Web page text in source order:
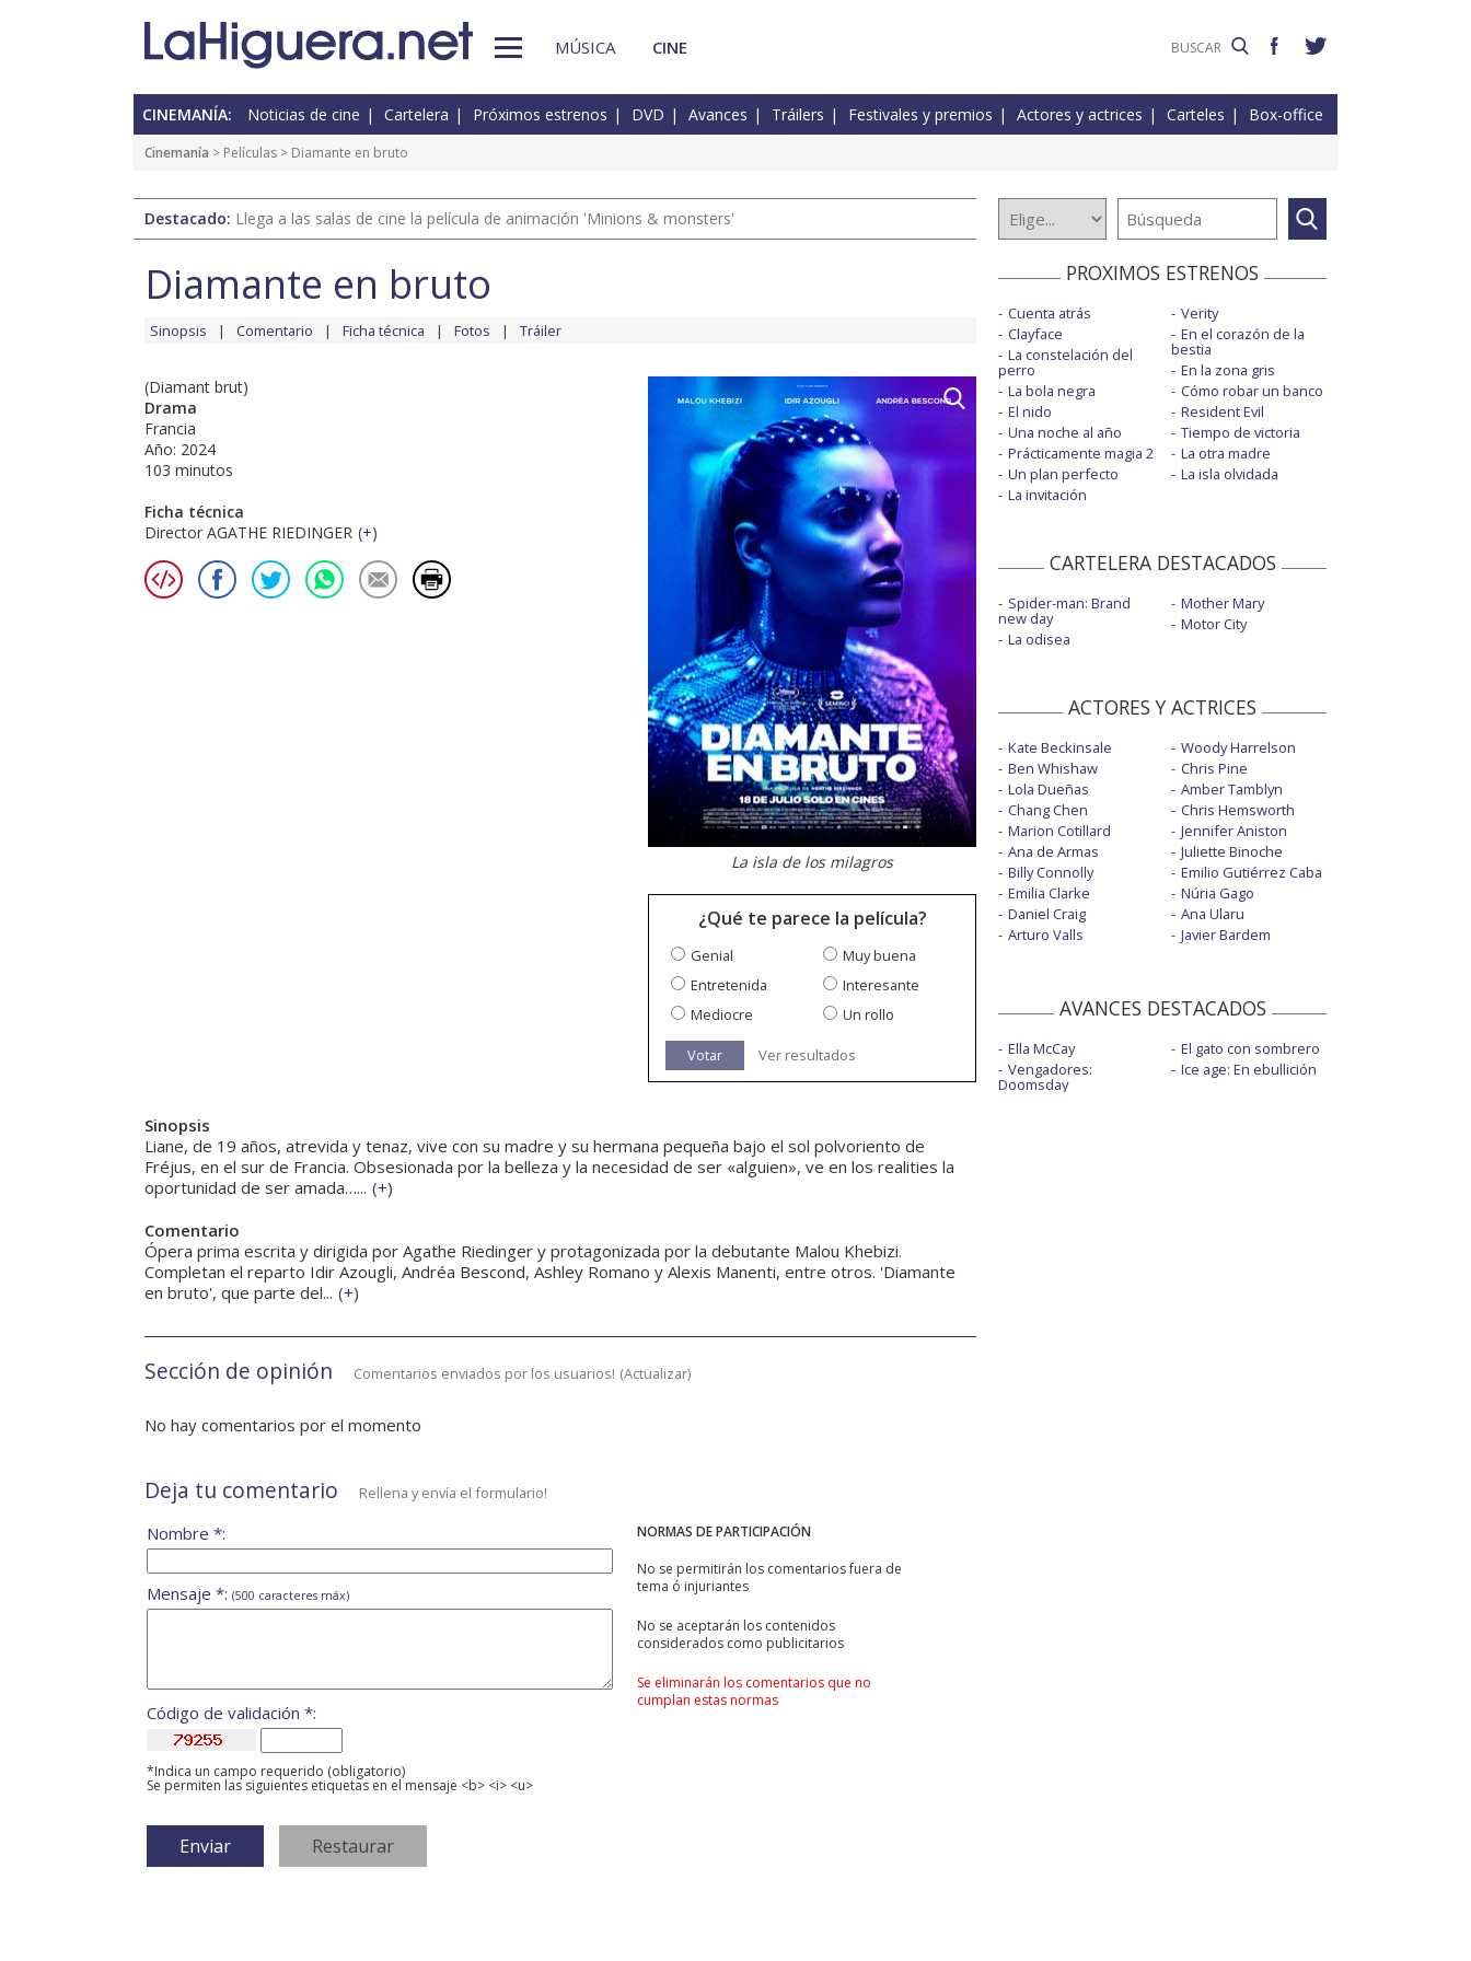
MÚSICA CINE
CINEMANÍA: Noticias de cine Cartelera Próximos estrenos DVD Avances Tráilers Festivales y premios Actores y actrices Carteles Box-office
Cinemanía > Películas > Diamante en bruto
Destacado: Llega a las salas de cine la película de animación 'Minions & monsters'
Diamante en bruto
Sinopsis Comentario Ficha técnica Fotos Tráiler
(Diamant brut)
Drama
Francia
Año: 2024
103 minutos
Ficha técnica
Director AGATHE RIEDINGER (+)
La isla de los milagros
¿Qué te parece la película?
Genial
Muy buena
Entretenida
Interesante
Mediocre
Un rollo
Votar Ver resultados
Sinopsis
Liane, de 19 años, atrevida y tenaz, vive con su madre y su hermana pequeña bajo el sol polvoriento de
Fréjus, en el sur de Francia. Obsesionada por la belleza y la necesidad de ser «alguien», ve en los realities la
oportunidad de ser amada…... (+)
Comentario
Ópera prima escrita y dirigida por Agathe Riedinger y protagonizada por la debutante Malou Khebizi.
Completan el reparto Idir Azougli, Andréa Bescond, Ashley Romano y Alexis Manenti, entre otros. 'Diamante
en bruto', que parte del... (+)
Sección de opinión Comentarios enviados por los usuarios! (Actualizar)
No hay comentarios por el momento
Deja tu comentario Rellena y envía el formulario!
NORMAS DE PARTICIPACIÓN
No se permitirán los comentarios fuera de
tema ó injuriantes
No se aceptarán los contenidos
considerados como publicitarios
Se eliminarán los comentarios que no
cumplan estas normas
Nombre *:
Mensaje *: (500 caracteres máx)
Código de validación *:
*Indica un campo requerido (obligatorio)
Se permiten las siguientes etiquetas en el mensaje <b> <i> <u>
PROXIMOS ESTRENOS
Cuenta atrás
Clayface
La constelación del
perro
La bola negra
El nido
Una noche al año
Prácticamente magia 2
Un plan perfecto
La invitación
Verity
En el corazón de la
bestia
En la zona gris
Cómo robar un banco
Resident Evil
Tiempo de victoria
La otra madre
La isla olvidada
CARTELERA DESTACADOS
Spider-man: Brand
new day
La odisea
Mother Mary
Motor City
ACTORES Y ACTRICES
Kate Beckinsale
Ben Whishaw
Lola Dueñas
Chang Chen
Marion Cotillard
Ana de Armas
Billy Connolly
Emilia Clarke
Daniel Craig
Arturo Valls
Woody Harrelson
Chris Pine
Amber Tamblyn
Chris Hemsworth
Jennifer Aniston
Juliette Binoche
Emilio Gutiérrez Caba
Núria Gago
Ana Ularu
Javier Bardem
AVANCES DESTACADOS
Ella McCay
Vengadores:
Doomsday
El gato con sombrero
Ice age: En ebullición